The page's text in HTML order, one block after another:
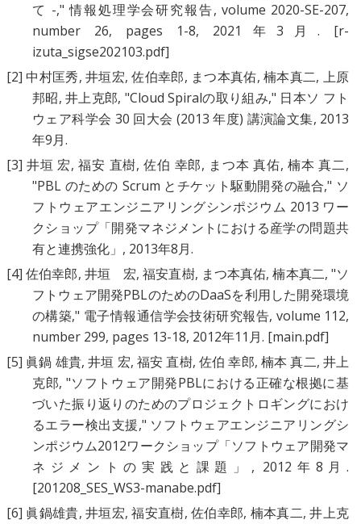
て -," 情報処理学会研究報告, volume 2020-SE-207,
number 26, pages 1-8, 2021年3月. [r-
izuta_sigse202103.pdf]
[2] 中村匡秀,井垣宏,佐伯幸郎, まつ本真佑,楠本真二, 上原
邦昭,井上克郎, "Cloud Spiralの取り組み," 日本ソ フト
ウェア科学会 30 回大会 (2013 年度) 講演論文集, 2013
年9月.
[3] 井垣 宏,福安 直樹,佐伯 幸郎, まつ本 真佑, 楠本 真二,
"PBL のための Scrum とチケット駆動開発の融合," ソ
フトウェアエンジニアリングシンポジウム 2013 ワー
クショップ「開発マネジメントにおける産学の問題共
有と連携強化」, 2013年8月.
[4] 佐伯幸郎, 井垣 宏,福安直樹, まつ本真佑,楠本真二, "ソ
フトウェア開発PBLのためのDaaSを利用した開発環境
の構築," 電子情報通信学会技術研究報告, volume 112,
number 299, pages 13-18, 2012年11月. [main.pdf]
[5] 眞鍋 雄貴,井垣 宏, 福安 直樹, 佐伯 幸郎, 楠本 真二, 井上
克郎, "ソフトウェア開発PBLにおける正確な根拠に基
づいた振り返りのためのプロジェクトロギングにおけ
るエラー検出支援," ソフトウェアエンジニアリングシ
ンポジウム2012ワークショップ「ソフトウェア開発マ
ネジメントの実践と課題」, 2012年8月.
[201208_SES_WS3-manabe.pdf]
[6] 眞鍋雄貴,井垣宏,福安直樹,佐伯幸郎, 楠本真二,井上克